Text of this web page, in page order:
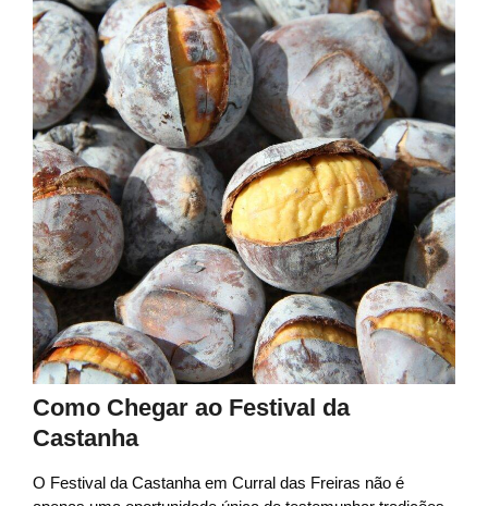
Como Chegar ao Festival da
Castanha
O Festival da Castanha em Curral das Freiras não é